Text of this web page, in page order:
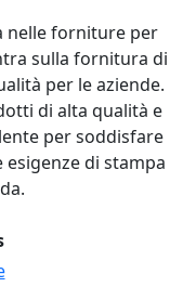
nelle forniture per
sulla fornitura di
per le aziende.
di alta qualità e
per soddisfare
di stampa